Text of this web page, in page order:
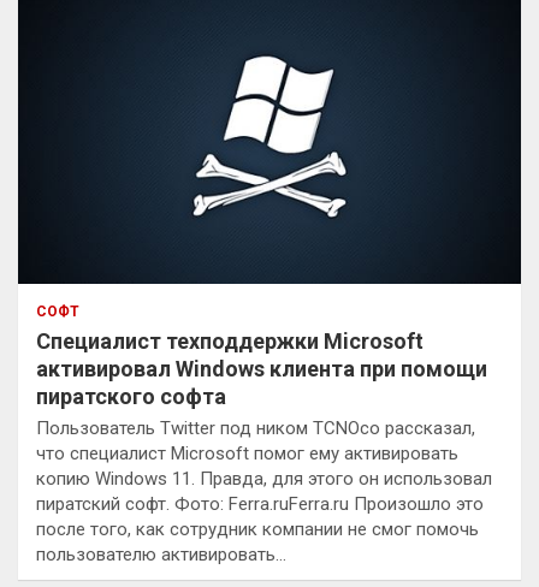
СОФТ
Специалист техподдержки Microsoft
активировал Windows клиента при помощи
пиратского софта
Пользователь Twitter под ником TCNOco рассказал,
что специалист Microsoft помог ему активировать
копию Windows 11. Правда, для этого он использовал
пиратский софт. Фото: Ferra.ruFerra.ru Произошло это
после того, как сотрудник компании не смог помочь
пользователю активировать…